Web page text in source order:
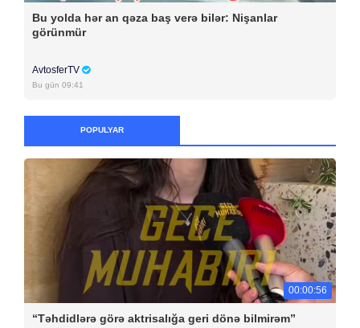
Bu yolda hər an qəza baş verə bilər: Nişanlar
görünmür
AvtosferTV
Bu gün 09:41
POPULYAR
00:00:56
“Təhdidlərə görə aktrisalığa geri dönə bilmirəm”